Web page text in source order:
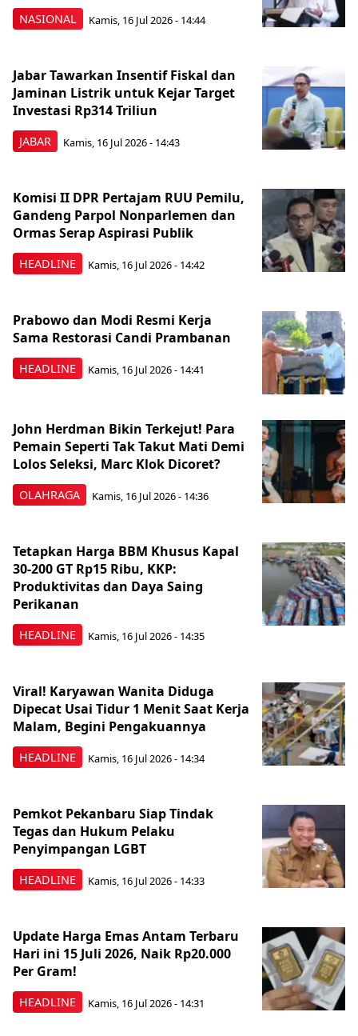
NASIONAL Kamis, 16 Jul 2026 - 14:44
JABAR
Jabar Tawarkan Insentif Fiskal dan
Jaminan Listrik untuk Kejar Target
Investasi Rp314 Triliun
Kamis, 16 Jul 2026 - 14:43
HEADLINE
Komisi II DPR Pertajam RUU Pemilu,
Gandeng Parpol Nonparlemen dan
Ormas Serap Aspirasi Publik
Kamis, 16 Jul 2026 - 14:42
HEADLINE
Prabowo dan Modi Resmi Kerja
Sama Restorasi Candi Prambanan
Kamis, 16 Jul 2026 - 14:41
OLAHRAGA
John Herdman Bikin Terkejut! Para
Pemain Seperti Tak Takut Mati Demi
Lolos Seleksi, Marc Klok Dicoret?
Kamis, 16 Jul 2026 - 14:36
HEADLINE
Tetapkan Harga BBM Khusus Kapal
30-200 GT Rp15 Ribu, KKP:
Produktivitas dan Daya Saing
Perikanan
Kamis, 16 Jul 2026 - 14:35
HEADLINE
Viral! Karyawan Wanita Diduga
Dipecat Usai Tidur 1 Menit Saat Kerja
Malam, Begini Pengakuannya
Kamis, 16 Jul 2026 - 14:34
HEADLINE
Pemkot Pekanbaru Siap Tindak
Tegas dan Hukum Pelaku
Penyimpangan LGBT
Kamis, 16 Jul 2026 - 14:33
HEADLINE
Update Harga Emas Antam Terbaru
Hari ini 15 Juli 2026, Naik Rp20.000
Per Gram!
Kamis, 16 Jul 2026 - 14:31